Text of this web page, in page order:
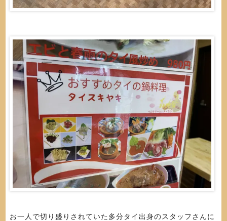
お一人で切り盛りされていた多分タイ出身のスタッフさんに